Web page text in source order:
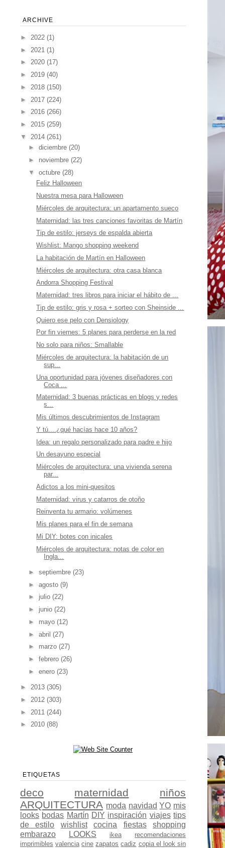
ARCHIVE
► 2022 (1)
► 2021 (1)
► 2020 (17)
► 2019 (40)
► 2018 (150)
► 2017 (224)
► 2016 (266)
► 2015 (259)
▼ 2014 (261)
► diciembre (20)
► noviembre (22)
▼ octubre (28)
Feliz Halloween
Nuestra mesa para Halloween
Miércoles de arquitectura: un apartamento sueco
Maternidad: las tres canciones favoritas de Martín
Tip de estilo: jerseys de espalda abierta
Wishlist: Mango shopping weekend
La habitación de Martín en Halloween
Miércoles de arquitectura: otra casa blanca
Andorra Shopping Festival
Maternidad: tres libros para iniciar el hábito de ...
Tip de estilo: gris y rosa + sorteo con Sheinside ...
Quiero ese pelo con Densiology
Por fin viernes: 5 planes para perderse en la red
No solo para niños: Smallable
Miércoles de arquitectura: la habitación de un
sup...
Una oportunidad para jóvenes diseñadores con
Coca ...
Maternidad: 3 buenas prácticas en blogs y redes
s...
Mis últimos descubrimientos de Instagram
Y tú....¿qué hacías hace 10 años?
Idea: un regalo personalizado para padre e hijo
Un desayuno especial
Miércoles de arquitectura: una vivienda serena
par...
Adictos a los mini-quesitos
Maternidad: virus y catarros de otoño
Reinventa tu armario: volúmenes
Mis planes para el fin de semana
Mi DIY: botes con inicales
Miércoles de arquitectura: notas de color en
Ingla...
► septiembre (23)
► agosto (9)
► julio (22)
► junio (22)
► mayo (12)
► abril (27)
► marzo (27)
► febrero (26)
► enero (23)
► 2013 (305)
► 2012 (303)
► 2011 (244)
► 2010 (88)
ETIQUETAS
deco maternidad
niños
ARQUITECTURA moda navidad YO mis
looks bodas Martín DIY inspiración viajes tips
de estilo
wishlist cocina fiestas
shopping
embarazo
LOOKS ikea
recomendaciones
imprimibles valencia cine zapatos cadiz copia el look sin